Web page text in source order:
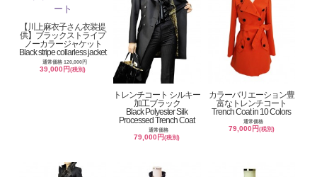
【川上麻衣子さん衣装提
供】ブラックストライプ
ノーカラージャケット
Black stripe collarless jacket
通常価格 120,000円
39,000円(税別)
トレンチコート シルキー
加工ブラック
Black Polyester Silk
Processed Trench Coat
通常価格
79,000円(税別)
カラーバリエーション豊
富なトレンチコート
Trench Coat in 10 Colors
通常価格
79,000円 (税別)